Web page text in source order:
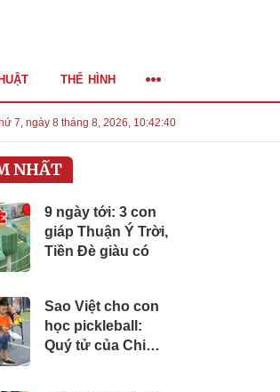
7, ngày 8 tháng 8, 2026, 10:42:41
THỂ HÌNH
NHẤT
9 ngày tới: 3 con
giáp Thuận Ý Trời,
Tiền Đè giàu có
Sao Việt cho con
học pickleball:
Quý tử của Chi